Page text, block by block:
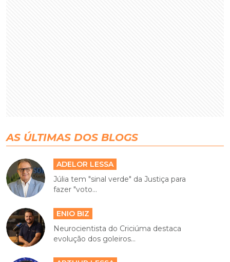
AS ÚLTIMAS DOS BLOGS
ADELOR LESSA
Júlia tem "sinal verde" da Justiça para
fazer "voto...
ENIO BIZ
Neurocientista do Criciúma destaca
evolução dos goleiros...